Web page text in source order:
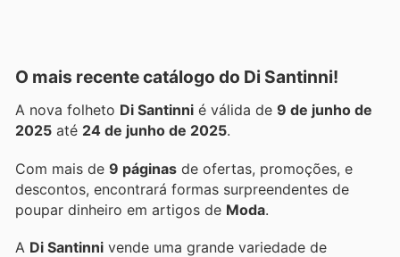
O mais recente catálogo do Di Santinni!
A nova folheto Di Santinni é válida de 9 de junho de
2025 até 24 de junho de 2025.
Com mais de 9 páginas de ofertas, promoções, e
descontos, encontrará formas surpreendentes de
poupar dinheiro em artigos de Moda.
A Di Santinni vende uma grande variedade de